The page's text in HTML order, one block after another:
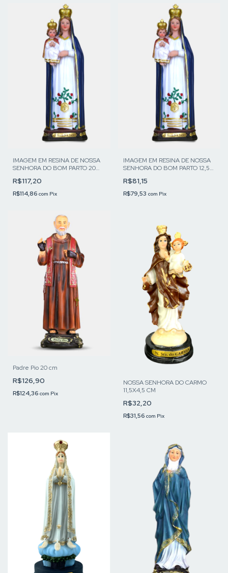
IMAGEM EM RESINA DE NOSSA
SENHORA DO BOM PARTO 20
R$117,20
R$114,86 com Pix
IMAGEM EM RESINA DE NOSSA
SENHORA DO BOM PARTO 12,5
R$81,15
R$79,53 com Pix
Padre Pio 20 cm
R$126,90
R$124,36 com Pix
NOSSA SENHORA DO CARMO
11,5X4,5 CM
R$32,20
R$31,56 com Pix